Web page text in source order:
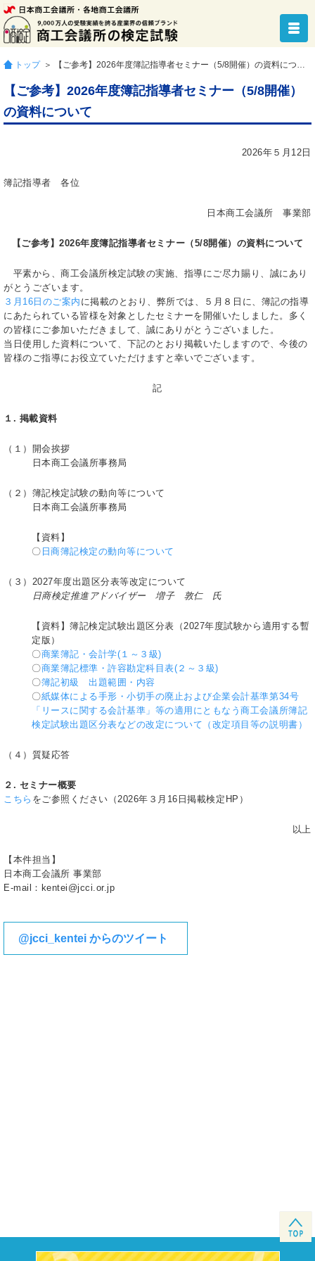
トップ ＞ 【ご参考】2026年度簿記指導者セミナー（5/8開催）の資料について
【ご参考】2026年度簿記指導者セミナー（5/8開催）
の資料について
2026年５月12日
簿記指導者 各位
日本商工会議所 事業部
【ご参考】2026年度簿記指導者セミナー（5/8開催）の資料について
平素から、商工会議所検定試験の実施、指導にご尽力賜り、誠にあり
がとうございます。
３月16日のご案内 に掲載のとおり、弊所では、５月８日に、簿記の指導
にあたられている皆様を対象としたセミナーを開催いたしました。多く
の皆様にご参加いただきまして、誠にありがとうございました。
当日使用した資料について、下記のとおり掲載いたしますので、今後の
皆様のご指導にお役立ていただけますと幸いでございます。
記
１. 掲載資料
（１）開会挨拶
日本商工会議所事務局
（２）簿記検定試験の動向等について
日本商工会議所事務局
【資料】
〇 日商簿記検定の動向等について
（３）2027年度出題区分表等改定について
日商検定推進アドバイザー 増子 敦仁 氏
【資料】簿記検定試験出題区分表（2027年度試験から適用する暫
定版）
〇商業簿記・会計学(１～３級)
〇商業簿記標準・許容勘定科目表(２～３級)
〇簿記初級 出題範囲・内容
〇紙媒体による手形・小切手の廃止および企業会計基準第34号
「リースに関する会計基準」等の適用にともなう商工会議所簿記
検定試験出題区分表などの改定について（改定項目等の説明書）
（４）質疑応答
２. セミナー概要
こちら をご参照ください（2026年３月16日掲載検定HP）
以上
【本件担当】
日本商工会議所 事業部
E-mail：kentei@jcci.or.jp
@jcci_kentei からのツイート